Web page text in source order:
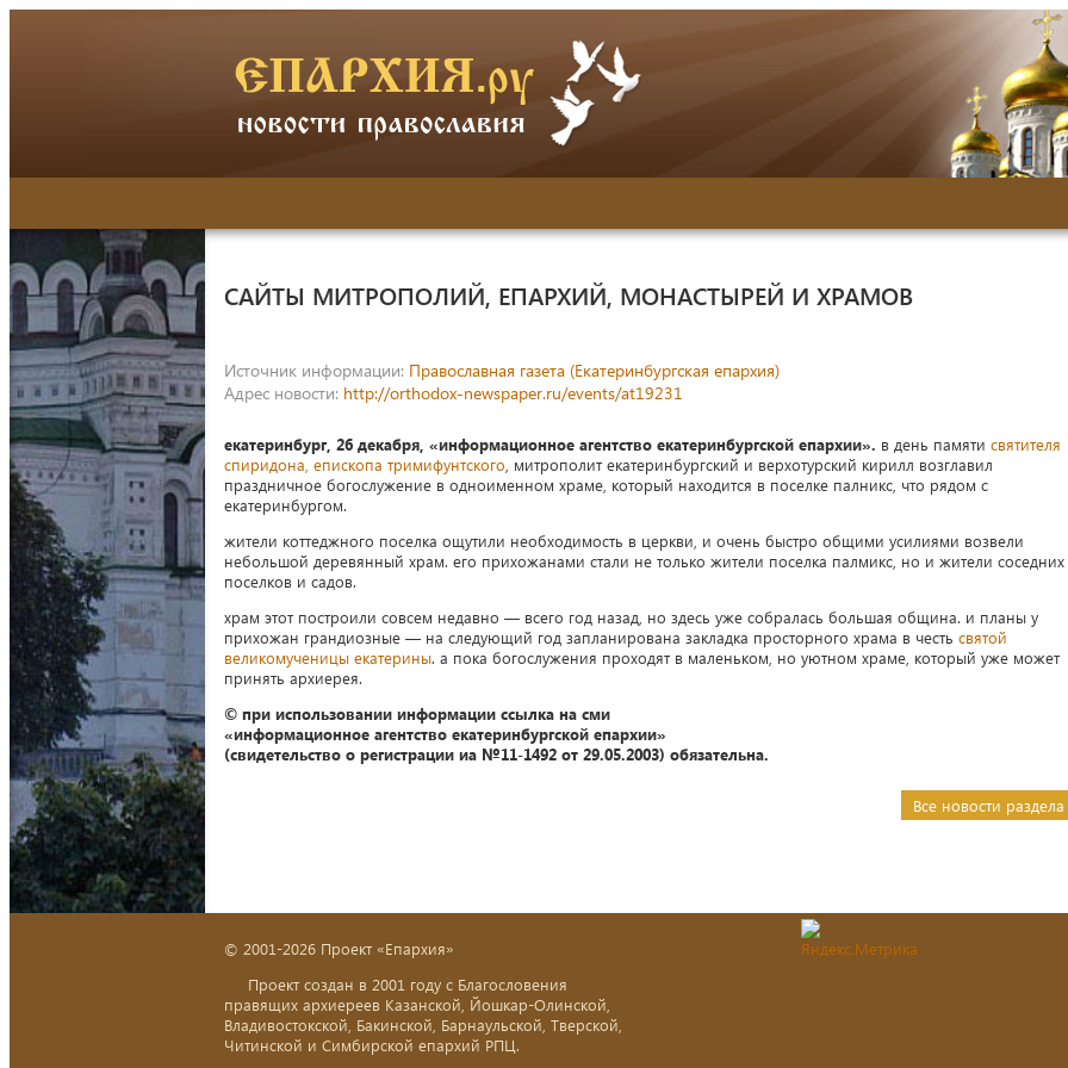
САЙТЫ МИТРОПОЛИЙ, ЕПАРХИЙ, МОНАСТЫРЕЙ И ХРАМОВ
Источник информации: Православная газета (Екатеринбургская епархия)
Адрес новости: http://orthodox-newspaper.ru/events/at19231
екатеринбург, 26 декабря, «информационное агентство екатеринбургской епархии». в день памяти святителя
спиридона, епископа тримифунтского , митрополит екатеринбургский и верхотурский кирилл возглавил
праздничное богослужение в одноименном храме, который находится в поселке палникс, что рядом с
екатеринбургом.
жители коттеджного поселка ощутили необходимость в церкви, и очень быстро общими усилиями возвели
небольшой деревянный храм. его прихожанами стали не только жители поселка палмикс, но и жители соседних
поселков и садов.
храм этот построили совсем недавно — всего год назад, но здесь уже собралась большая община. и планы у
прихожан грандиозные — на следующий год запланирована закладка просторного храма в честь святой
великомученицы екатерины. а пока богослужения проходят в маленьком, но уютном храме, который уже может
принять архиерея.
© при использовании информации ссылка на сми
«информационное агентство екатеринбургской епархии»
(свидетельство о регистрации иа №11-1492 от 29.05.2003) обязательна.
Все новости
© 2001-2026 Проект «Епархия»
Проект создан в 2001 году с Благословения
правящих архиереев Казанской, Йошкар-Олинской,
Владивостокской, Бакинской, Барнаульской, Тверской,
Читинской и Симбирской епархий РПЦ.